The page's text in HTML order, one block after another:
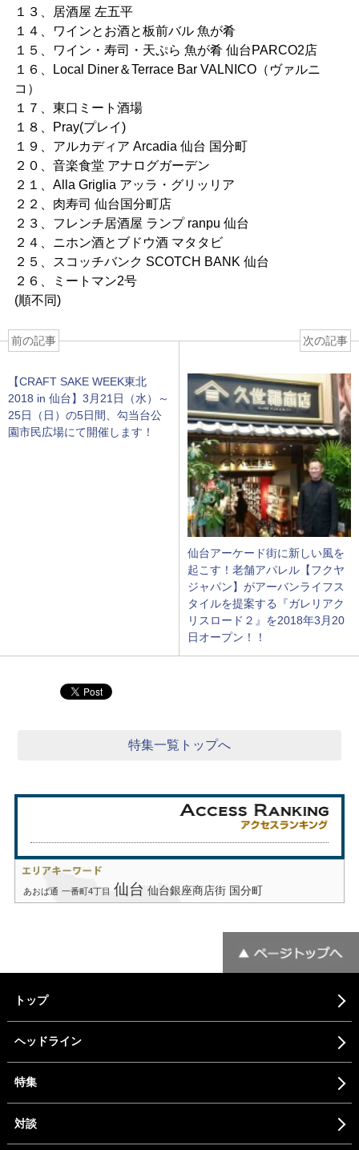
１３、居酒屋 左五平
１４、ワインとお酒と板前バル 魚が肴
１５、ワイン・寿司・天ぷら 魚が肴 仙台PARCO2店
１６、Local Diner＆Terrace Bar VALNICO（ヴァルニ
コ）
１７、東口ミート酒場
１８、Pray(プレイ)
１９、アルカディア Arcadia 仙台 国分町
２０、音楽食堂 アナログガーデン
２１、Alla Griglia アッラ・グリッリア
２２、肉寿司 仙台国分町店
２３、フレンチ居酒屋 ランプ ranpu 仙台
２４、ニホン酒とブドウ酒 マタタビ
２５、スコッチバンク SCOTCH BANK 仙台
２６、ミートマン2号
(順不同)
前の記事
【CRAFT SAKE WEEK東北
2018 in 仙台】3月21日（水）～
25日（日）の5日間、勾当台公
園市民広場にて開催します！
次の記事
仙台アーケード街に新しい風を
起こす！老舗アパレル【フクヤ
ジャパン】がアーバンライフス
タイルを提案する『ガレリアク
リスロード２』を2018年3月20
日オープン！！
特集一覧トップへ
あおば通 一番町4丁目 仙台 仙台銀座商店街 国分町
トップ
ヘッドライン
特集
対談